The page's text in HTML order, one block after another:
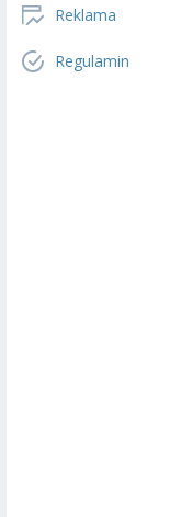
Reklama
Regulamin